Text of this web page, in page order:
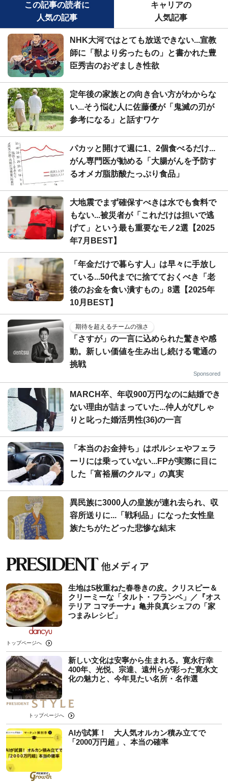
この記事の読者に
人気の記事
キャリアの
人気記事
NHK大河ではとても放送できない...宣教
師に「獣より劣ったもの」と書かれた豊
臣秀吉のおぞましき性欲
定年後の家族との向き合い方がわからな
い...そう悩む人に佐藤優が「鬼滅の刃が
参考になる」と話すワケ
パカッと開けて週に1、2個食べるだけ...
がん専門医が勧める「大腸がんを予防す
るオメガ脂肪酸たっぷり食品」
大地震でまず確保すべきは水でも食料で
もない...被災者が「これだけは担いで逃
げて」という最も重要なモノ2選【2025
年7月BEST】
「年金だけで暮らす人」は早々に手放し
ている...50代までに捨てておくべき「老
後のお金を食い潰すもの」8選【2025年
10月BEST】
期待を超えるチームの強さ
「さすが」の一言に込められた驚きや感
動。新しい価値を生み出し続ける電通の
挑戦
Sponsored
MARCH卒、年収900万円なのに結婚でき
ない理由が詰まっていた...仲人がぴしゃ
りと叱った婚活男性(36)の一言
「本当のお金持ち」はポルシェやフェラ
ーリには乗っていない...FPが実際に目に
した「富裕層のクルマ」の真実
異民族に3000人の皇族が連れ去られ、収
容所送りに...「戦利品」になった女性皇
族たちがたどった悲惨な結末
生地は5枚重ねた春巻きの皮。クリスピー＆
クリーミーな「タルト・フランベ」／『オス
テリア コマチーナ』亀井良真シェフの「家
つまみレシピ」
トップページへ
新しい文化は安寧から生まれる。寛永行幸
400年、光悦、宗達、遠州らが彩った寛永文
化の魅力と、今年見たい名所・名作選
トップページへ
AIが試算！ 大人気オルカン積み立てで
「2000万円超」、本当の確率